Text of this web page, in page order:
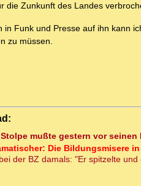
die Zunkunft des Landes
in Funk und Presse auf ihn kann
zu müssen.
Stolpe mußte gestern vor
Die Bildungsmisere
der BZ damals: "Er spitzelte und